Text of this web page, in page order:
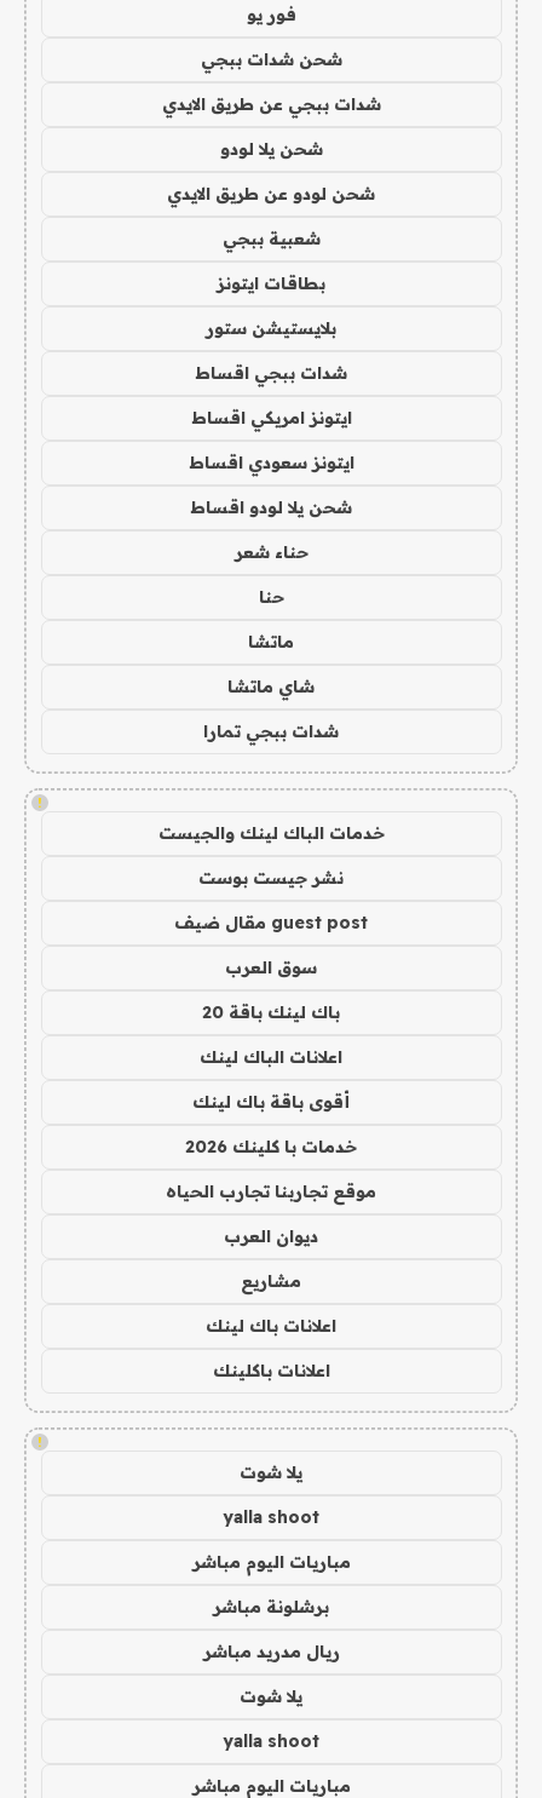
فور يو
شحن شدات ببجي
شدات ببجي عن طريق الايدي
شحن يلا لودو
شحن لودو عن طريق الايدي
شعبية ببجي
بطاقات ايتونز
بلايستيشن ستور
شدات ببجي اقساط
ايتونز امريكي اقساط
ايتونز سعودي اقساط
شحن يلا لودو اقساط
حناء شعر
حنا
ماتشا
شاي ماتشا
شدات ببجي تمارا
!
خدمات الباك لينك والجيست
نشر جيست بوست
guest post مقال ضيف
سوق العرب
باك لينك باقة 20
اعلانات الباك لينك
أقوى باقة باك لينك
خدمات با كلينك 2026
موقع تجاربنا تجارب الحياه
ديوان العرب
مشاريع
اعلانات باك لينك
اعلانات باكلينك
!
يلا شوت
yalla shoot
مباريات اليوم مباشر
برشلونة مباشر
ريال مدريد مباشر
يلا شوت
yalla shoot
مباريات اليوم مباشر